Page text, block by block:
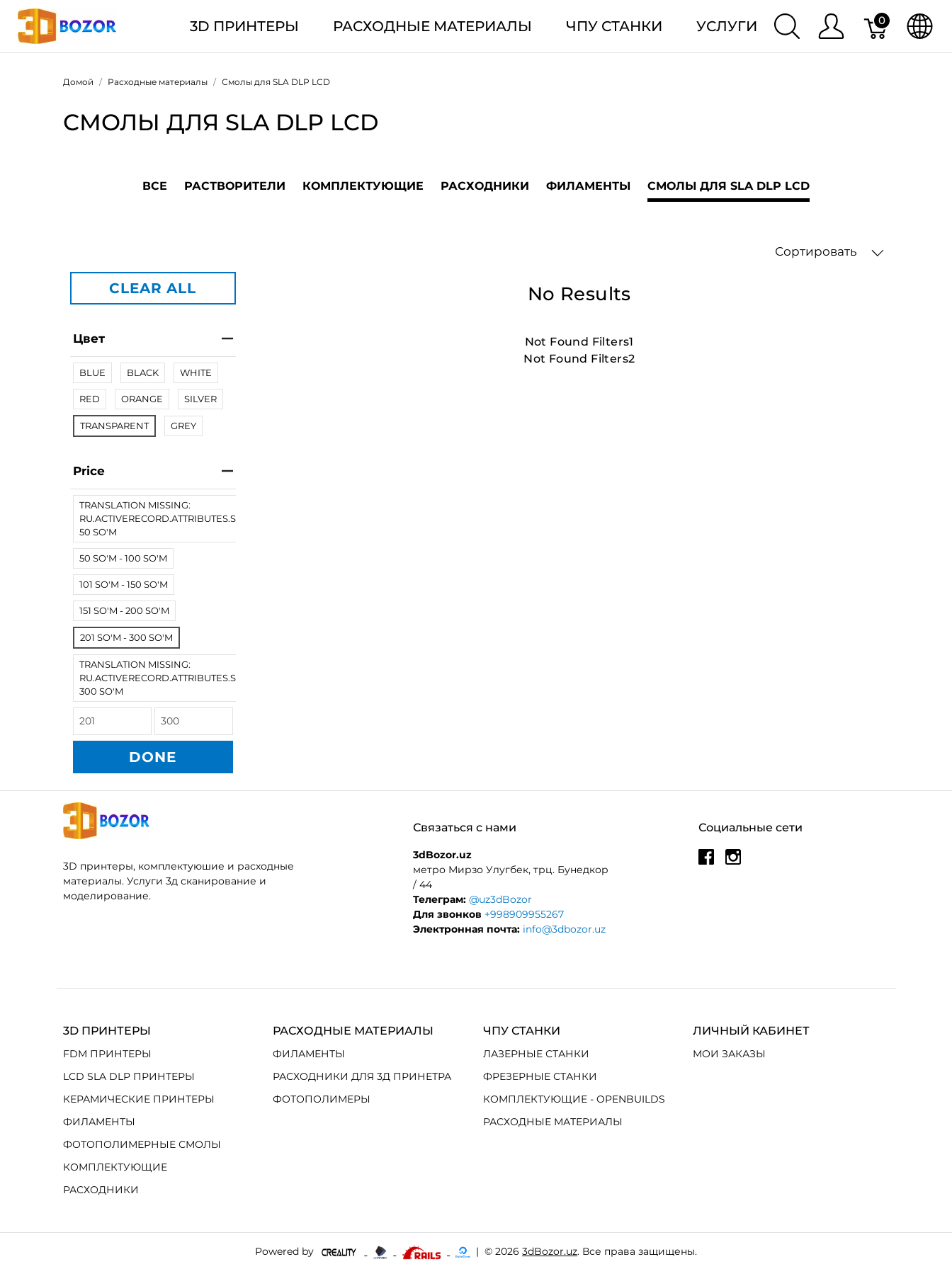
3D ПРИНТЕРЫ РАСХОДНЫЕ МАТЕРИАЛЫ ЧПУ СТАНКИ УСЛУГИ 0
Домой Расходные материалы Смолы для SLA DLP LCD
СМОЛЫ ДЛЯ SLA DLP LCD
ВСЕ РАСТВОРИТЕЛИ КОМПЛЕКТУЮЩИЕ РАСХОДНИКИ ФИЛАМЕНТЫ СМОЛЫ ДЛЯ SLA DLP LCD
Сортировать
CLEAR ALL
Цвет
BLUE BLACK WHITE
RED ORANGE SILVER
TRANSPARENT GREY
Price
TRANSLATION MISSING:
RU.ACTIVERECORD.ATTRIBUTES.SPREE/PRODUCT.LESS_THAN
50 SO'M
50 SO'M - 100 SO'M
101 SO'M - 150 SO'M
151 SO'M - 200 SO'M
201 SO'M - 300 SO'M
TRANSLATION MISSING:
RU.ACTIVERECORD.ATTRIBUTES.SPREE/PRODUCT.MORE_THAN
300 SO'M
DONE
No Results
Not Found Filters1
Not Found Filters2
3D принтеры, комплектуюшие и расходные
материалы. Услуги 3д сканирование и
моделирование.
Социальные сети
Связаться с нами
3dBozor.uz
метро Мирзо Улугбек, трц. Бунедкор
/ 44
Телеграм: @uz3dBozor
Для звонков +998909955267
Электронная почта: info@3dbozor.uz
3D ПРИНТЕРЫ
FDM ПРИНТЕРЫ
LCD SLA DLP ПРИНТЕРЫ
КЕРАМИЧЕСКИЕ ПРИНТЕРЫ
ФИЛАМЕНТЫ
ФОТОПОЛИМЕРНЫЕ СМОЛЫ
КОМПЛЕКТУЮЩИЕ
РАСХОДНИКИ
РАСХОДНЫЕ МАТЕРИАЛЫ
ФИЛАМЕНТЫ
РАСХОДНИКИ ДЛЯ 3Д ПРИНЕТРА
ФОТОПОЛИМЕРЫ
ЧПУ СТАНКИ
ЛАЗЕРНЫЕ СТАНКИ
ФРЕЗЕРНЫЕ СТАНКИ
КОМПЛЕКТУЮЩИЕ - OPENBUILDS
РАСХОДНЫЕ МАТЕРИАЛЫ
ЛИЧНЫЙ КАБИНЕТ
МОИ ЗАКАЗЫ
Powered by | © 20263dBozor.uz. Все права защищены.